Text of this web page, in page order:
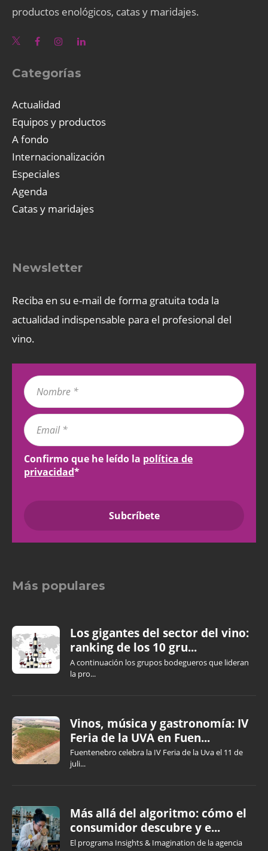
productos enológicos, catas y maridajes.
Categorías
Actualidad
Equipos y productos
A fondo
Internacionalización
Especiales
Agenda
Catas y maridajes
Newsletter
Reciba en su e-mail de forma gratuita toda la
actualidad indispensable para el profesional del
vino.
Confirmo que he leído la política de
privacidad*
Más populares
Los gigantes del sector del vino:
ranking de los 10 gru...
A continuación los grupos bodegueros que lideran
la pro...
Vinos, música y gastronomía: IV
Feria de la UVA en Fuen...
Fuentenebro celebra la IV Feria de la Uva el 11 de
juli...
Más allá del algoritmo: cómo el
consumidor descubre y e...
El programa Insights & Imagination de la agencia